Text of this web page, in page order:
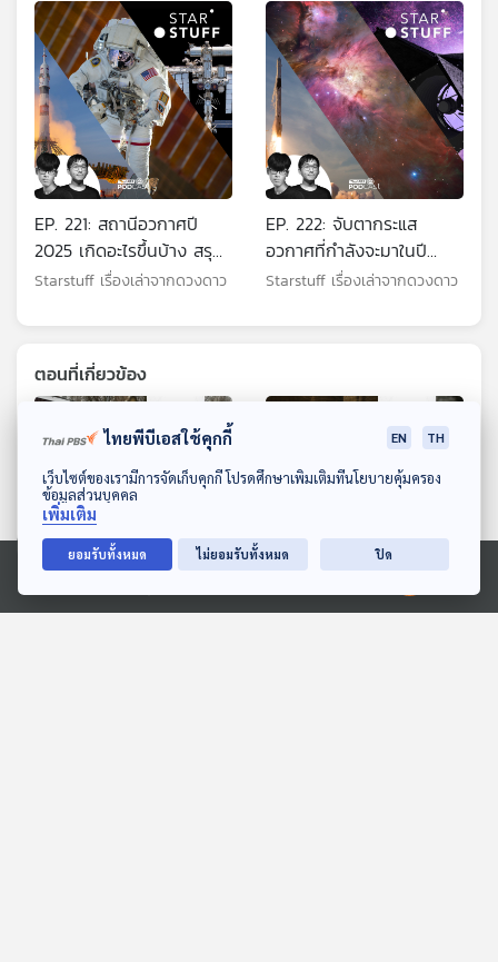
ดาวน์โหลด Thai PBS Podcast Application
Ⓒ 2020 องค์การกระจายเสียงและแพร่ภาพสาธารณะแห่งประเทศไทย
EP. 221: สถานีอวกาศปี
2025 เกิดอะไรขึ้นบ้าง สรุป
ทุกกิจกรรมสำคัญ
Starstuff เรื่องเล่าจากดวงดาว
EP. 222: จับตากระแส
อวกาศที่กำลังจะมาในปี
2026
Starstuff เรื่องเล่าจากดวงดาว
ตอนที่เกี่ยวข้อง
ขุดหลักฐานชี้รัสเซียวางยา
หญิงญี่ปุ่นถูกจับหลังพบ
ไทยพีบีเอสใช้คุกกี้ EN TH
เว็บไซต์ของเรามีการจัดเก็บคุกกี้ โปรดศึกษาเพิ่มเติมที่นโยบายคุ้มครอง
ข้อมูลส่วนบุคคล
เพิ่มเติม
ยอมรับทั้งหมด ไม่ยอมรับทั้งหมด ปิด